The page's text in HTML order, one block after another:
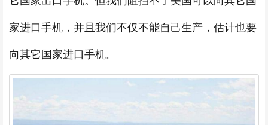
家进口手机，并且我们不仅不能自己生产，估计也要
向其它国家进口手机。